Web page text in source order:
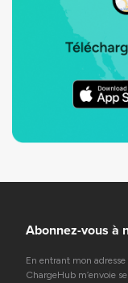
Abonnez-vous à
En entrant mon
ChargeHub m’envoie